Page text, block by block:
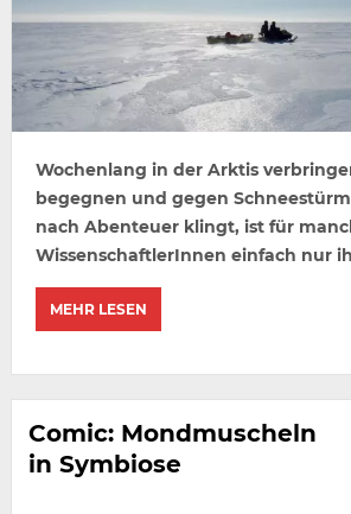
Wochenlang in der Arktis
begegnen und gegen
nach Abenteuer klingt, ist für
WissenschaftlerInnen einfach nur
MEHR LESEN
Comic: Mondmuscheln
in Symbiose